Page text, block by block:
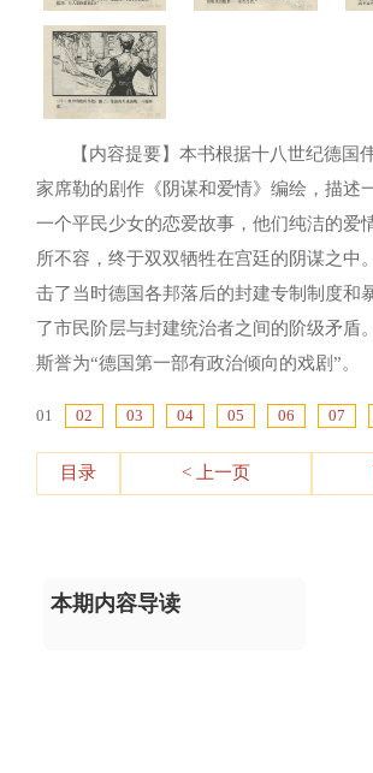
【内容提要】本书根据十八世纪德国
家席勒的剧作《阴谋和爱情》编绘，描述
一个平民少女的恋爱故事，他们纯洁的爱
所不容，终于双双牺牲在宫廷的阴谋之中
击了当时德国各邦落后的封建专制制度和
了市民阶层与封建统治者之间的阶级矛盾
斯誉为“德国第一部有政治倾向的戏剧”。
01 02 03 04 05 06 07
目录 < 上一页
本期内容导读